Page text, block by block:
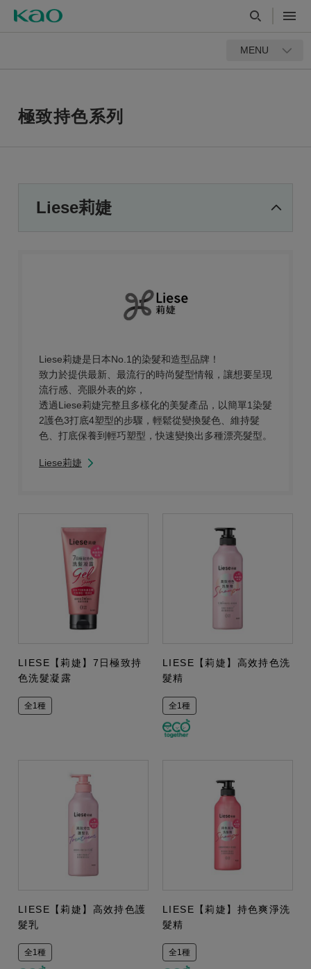
MENU
極致持色系列
Liese莉婕
Liese莉婕是日本No.1的染髮和造型品牌！
致力於提供最新、最流行的時尚髮型情報，讓想要呈現
流行感、亮眼外表的妳，
透過Liese莉婕完整且多樣化的美髮產品，以簡單1染髮
2護色3打底4塑型的步驟，輕鬆從變換髮色、維持髮
色、打底保養到輕巧塑型，快速變換出多種漂亮髮型。
Liese莉婕
LIESE【莉婕】7日極致持
色洗髮凝露
全1種
LIESE【莉婕】高效持色洗
髮精
全1種
LIESE【莉婕】高效持色護
髮乳
全1種
LIESE【莉婕】持色爽淨洗
髮精
全1種